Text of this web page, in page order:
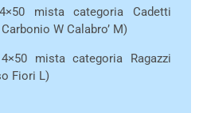
mista categoria Cadetti
W Calabro’ M)
mista categoria Ragazzi
Fiori L)